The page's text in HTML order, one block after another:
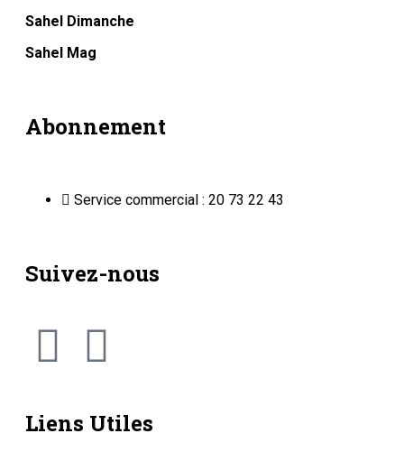
Sahel Dimanche
Sahel Mag
Abonnement
Service commercial : 20 73 22 43
Suivez-nous
Liens Utiles